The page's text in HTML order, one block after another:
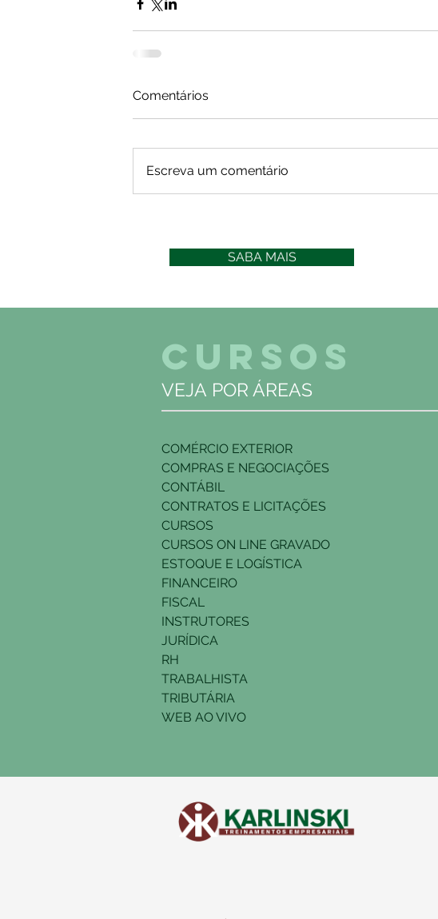
Comentários
Escreva um comentário
SABA MAIS
CURSOS
VEJA POR ÁREAS
COMÉRCIO EXTERIOR
COMPRAS E NEGOCIAÇÕES
CONTÁBIL
CONTRATOS E LICITAÇÕES
CURSOS
CURSOS ON LINE GRAVADO
ESTOQUE E LOGÍSTICA
FINANCEIRO
FISCAL
INSTRUTORES
JURÍDICA
RH
TRABALHISTA
TRIBUTÁRIA
WEB AO VIVO